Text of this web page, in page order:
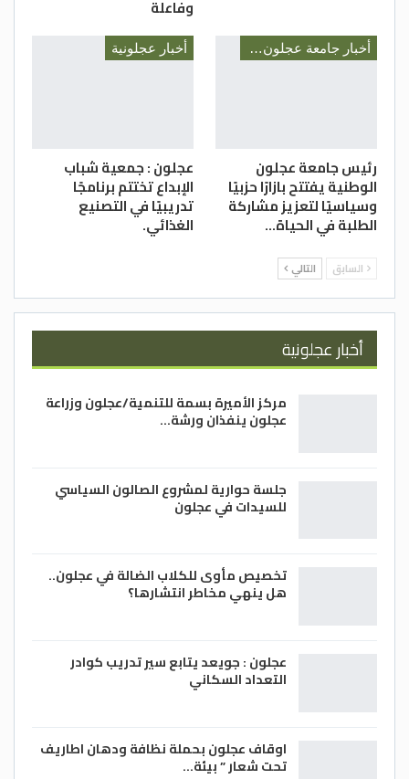
وفاعلة
أخبار جامعة عجلون الوطنية
رئيس جامعة عجلون
الوطنية يفتتح بازارًا حزبيًا
وسياسيًا لتعزيز مشاركة
الطلبة في الحياة…
أخبار عجلونية
عجلون : جمعية شباب
الإبداع تختتم برنامجًا
تدريبيًا في التصنيع
الغذائي.
السابق التالي
أخبار عجلونية
مركز الأميرة بسمة للتنمية/عجلون وزراعة
عجلون ينفذان ورشة…
جلسة حوارية لمشروع الصالون السياسي
للسيدات في عجلون
تخصيص مأوى للكلاب الضالة في عجلون..
هل ينهي مخاطر انتشارها؟
عجلون : جويعد يتابع سير تدريب كوادر
التعداد السكاني
اوقاف عجلون بحملة نظافة ودهان اطاريف
تحت شعار ” بيئة…